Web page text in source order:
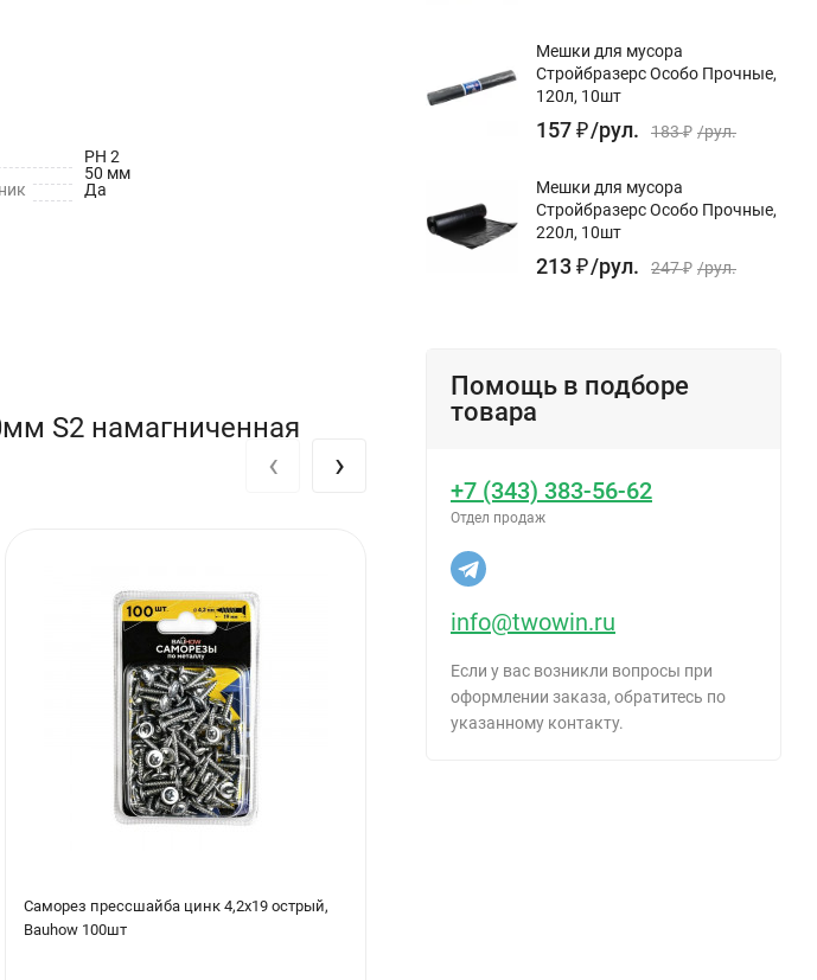
PH 2
50 мм
Да
S2 намагниченная
Саморез прессшайба цинк 4,2х19 острый,
Bauhow 100шт
‹ ›
Мешки для мусора
Стройбразерс Особо Прочные,
120л, 10шт
157₽/рул. 183₽ /рул.
Мешки для мусора
Стройбразерс Особо Прочные,
220л, 10шт
213₽/рул. 247₽ /рул.
Помощь в подборе
товара
+7 (343) 383-56-62
Отдел продаж
info@twowin.ru
Если у вас возникли вопросы при
оформлении заказа, обратитесь по
указанному контакту.